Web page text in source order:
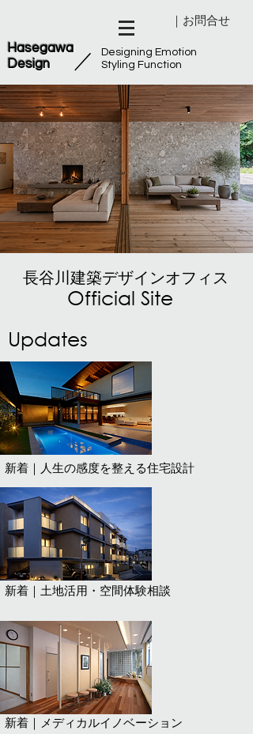
​／
Hasegawa
Design
｜お問合せ
Designing Emotion
Styling Function
長谷川建築デザインオフィス
Official Site
Updates
新着｜人生の感度を整える住宅設計
新着｜土地活用・空間体験相談
新着｜メディカルイノベーション